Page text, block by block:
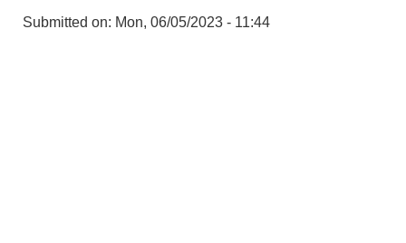
Submitted on: Mon, 06/05/2023 - 11:44